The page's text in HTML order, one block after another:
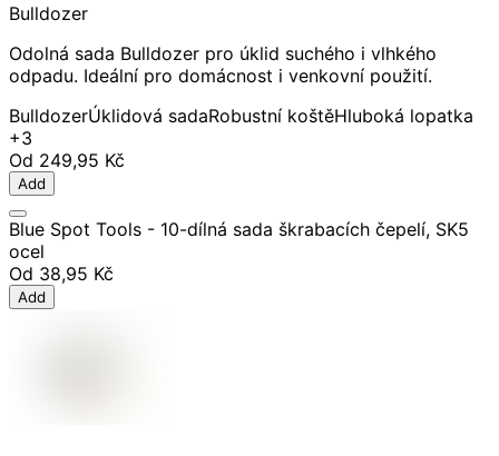
Bulldozer
Odolná sada Bulldozer pro úklid suchého i vlhkého
odpadu. Ideální pro domácnost i venkovní použití.
BulldozerÚklidová sadaRobustní koštěHluboká lopatka
+3
Od 249,95 Kč
Add
Blue Spot Tools - 10-dílná sada škrabacích čepelí, SK5
ocel
Od 38,95 Kč
Add